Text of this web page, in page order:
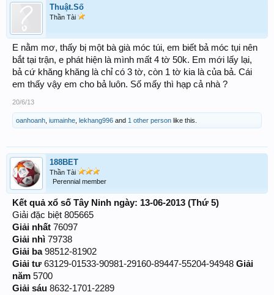
Thuật.Số
Thần Tài
E nằm mơ, thấy bị một bà già móc túi, em biết bả móc tụi nên
bắt tại trận, e phát hiện là mình mất 4 tờ 50k. Em mới lấy lại,
bả cứ khăng khăng là chỉ có 3 tờ, còn 1 tờ kia là của bả. Cái
em thấy vậy em cho bả luôn. Số mấy thì hạp cả nhà ?
20/6/13
oanhoanh iumainhe lekhang996 and 1 other person like this.
188BET
Thần Tài
Perennial member
Kết quả xổ số Tây Ninh ngày: 13-06-2013 (Thứ 5)
Giải đặc biệt 805665
Giải nhất 76097
Giải nhì 79738
Giải ba98512-81902
Giải tư 63129-01533-90981-29160-89447-55204-94948 Giải
năm 5700
Giải sáu 8632-1701-2289